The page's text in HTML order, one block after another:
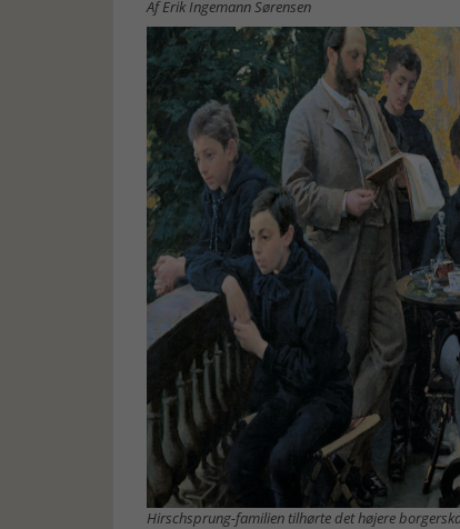
Af Erik Ingemann Sørensen
Hirschsprung-familien tilhørte det højere